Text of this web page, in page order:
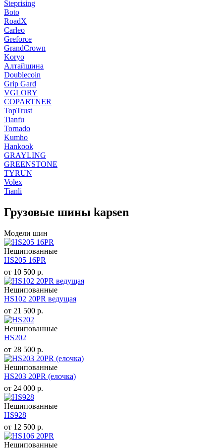
Steprising
Boto
RoadX
Carleo
Greforce
GrandCrown
Koryo
Алтайшина
Doublecoin
Grip Gard
VGLORY
COPARTNER
TopTrust
Tianfu
Tornado
Kumho
Hankook
GRAYLING
GREENSTONE
TYRUN
Volex
Tianli
Грузовые шины kapsen
Модели шин
Нешипованные
HS205 16PR
от 10 500 р.
Нешипованные
HS102 20PR ведущая
от 21 500 р.
Нешипованные
HS202
от 28 500 р.
Нешипованные
HS203 20PR (елочка)
от 24 000 р.
Нешипованные
HS928
от 12 500 р.
Нешипованные